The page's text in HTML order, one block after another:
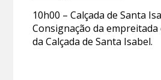
10h00 – Calçada de Santa
Consignação da empreitada
da Calçada de Santa Isabel.